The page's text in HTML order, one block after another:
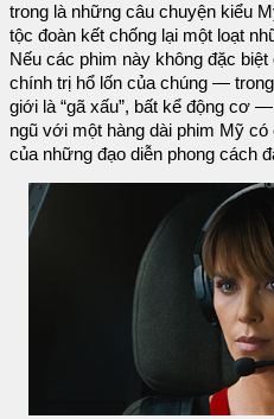
trong là những câu chuyện kiểu
tộc đoàn kết chống lại một loạt
Nếu các phim này không đặc
chính trị hổ lốn của chúng —
giới là “gã xấu”, bất kể động cơ
ngũ với một hàng dài phim Mỹ
của những đạo diễn phong cách